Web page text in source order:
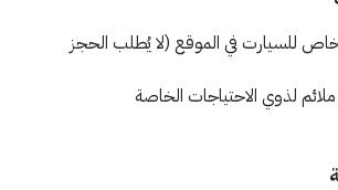
للسيارت في الموقع (لا يُطلب الحجز
لذوي الاحتياجات الخاصة